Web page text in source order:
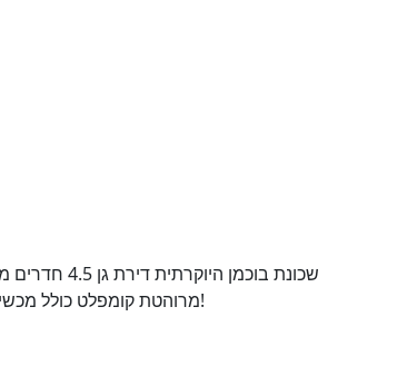
שכונת
מרוהטת קומפלט כולל מכשירי חשמל גינה מרוצפת 60 מטר. כניסה 13/2/25 מומלץ מאוד!